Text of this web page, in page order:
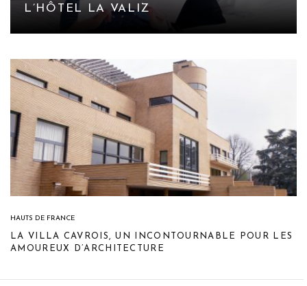
L’HÔTEL LA VALIZ
HAUTS DE FRANCE
LA VILLA CAVROIS, UN INCONTOURNABLE POUR LES
AMOUREUX D’ARCHITECTURE